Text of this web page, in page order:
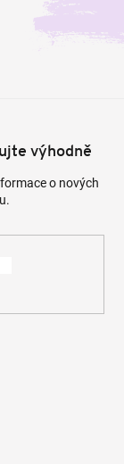
výhodně
o nových